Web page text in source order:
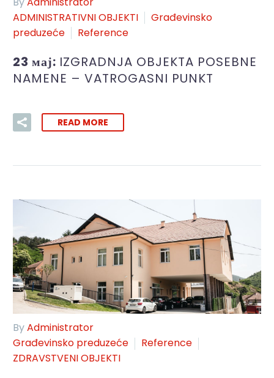
ADMINISTRATIVNI OBJEKTI
Građevinsko
preduzeće
Reference
23 мај: IZGRADNJA OBJEKTA POSEBNE
NAMENE – VATROGASNI PUNKT
READ MORE
ByAdministrator
Građevinsko preduzeće
Reference
ZDRAVSTVENI OBJEKTI